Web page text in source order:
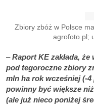
Zbiory zbóż w Polsce
agrofoto.pl;
–Raport KE zakłada,
pod tegoroczne zbiory
mln ha rok wcześniej (-
powinny być większe
(ale już nieco poniżej